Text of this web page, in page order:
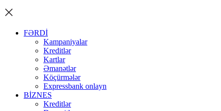
FƏRDİ
Kampaniyalar
Kreditlər
Kartlar
Əmanətlər
Köçürmələr
Expressbank onlayn
BİZNES
Kreditlər